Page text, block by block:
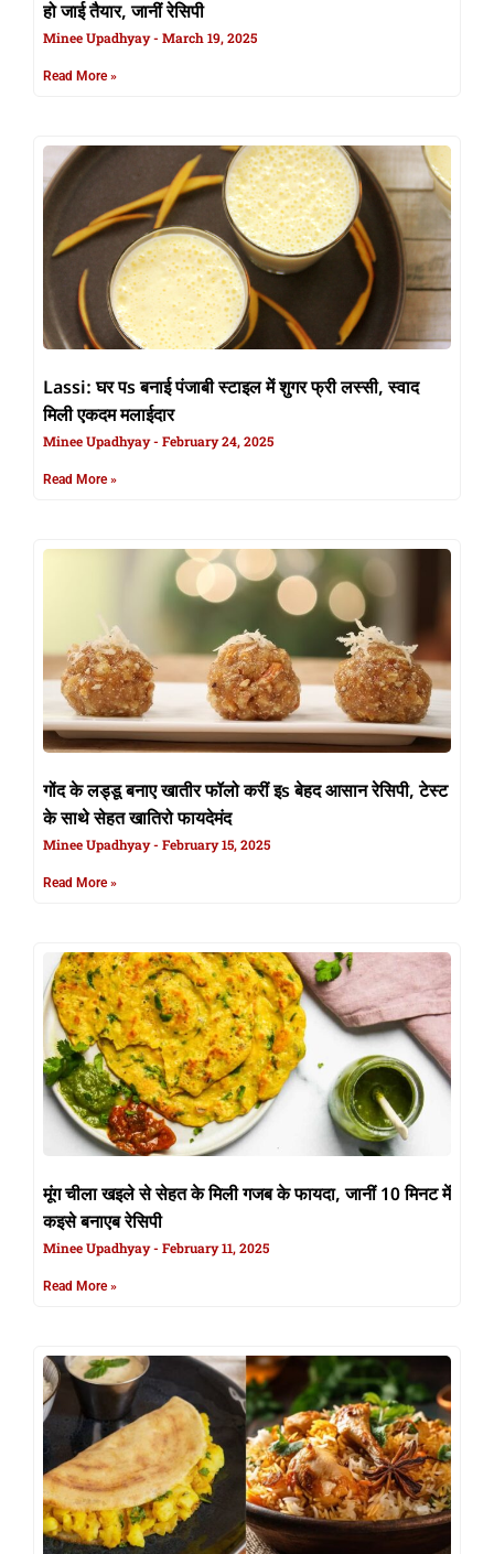
हो जाई तैयार, जानीं रेसिपी
Minee Upadhyay March 19, 2025
Read More »
Lassi: घर पs बनाई पंजाबी स्टाइल में शुगर फ्री लस्सी, स्वाद
मिली एकदम मलाईदार
Minee Upadhyay February 24, 2025
Read More »
गोंद के लड्डू बनाए खातीर फॉलो करीं इs बेहद आसान रेसिपी, टेस्ट
के साथे सेहत खातिरो फायदेमंद
Minee Upadhyay February 15, 2025
Read More »
मूंग चीला खइले से सेहत के मिली गजब के फायदा, जानीं 10 मिनट में
कइसे बनाएब रेसिपी
Minee Upadhyay February 11, 2025
Read More »